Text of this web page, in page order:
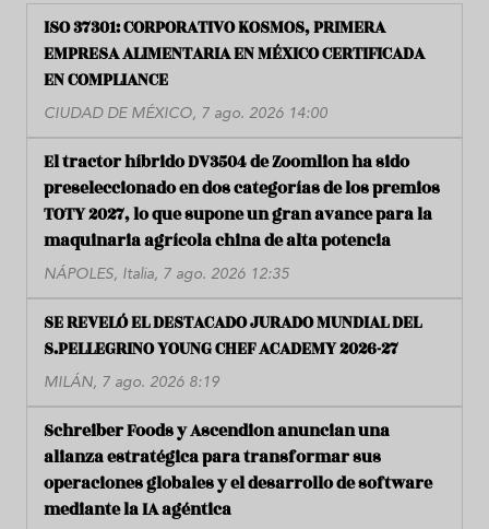
ISO 37301: CORPORATIVO KOSMOS, PRIMERA
EMPRESA ALIMENTARIA EN MÉXICO CERTIFICADA
EN COMPLIANCE
CIUDAD DE MÉXICO, 7 ago. 2026 14:00
El tractor híbrido DV3504 de Zoomlion ha sido
preseleccionado en dos categorías de los premios
TOTY 2027, lo que supone un gran avance para la
maquinaria agrícola china de alta potencia
NÁPOLES, Italia, 7 ago. 2026 12:35
SE REVELÓ EL DESTACADO JURADO MUNDIAL DEL
S.PELLEGRINO YOUNG CHEF ACADEMY 2026-27
MILÁN, 7 ago. 2026 8:19
Schreiber Foods y Ascendion anuncian una
alianza estratégica para transformar sus
operaciones globales y el desarrollo de software
mediante la IA agéntica